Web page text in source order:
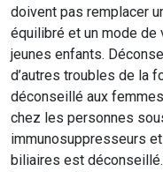
doivent pas remplacer
équilibré et un mode de
jeunes enfants.
d’autres troubles de la
déconseillé aux
chez les personnes
immunosuppresseurs
biliaires est